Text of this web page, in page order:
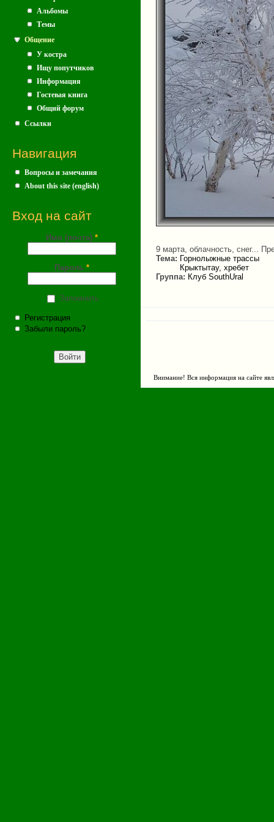
Альбомы
Темы
Общение
У костра
Ищу попутчиков
Информация
Гостевая книга
Общий форум
Ссылки
Навигация
Вопросы и замечания
About this site (english)
Вход на сайт
Имя (почта) *
Пароль *
Запомнить
Регистрация
Забыли пароль?
9 марта, облачность, снег...
Тема: Горнолыжные трассы
Крыктытау, хребет
Группа: Клуб SouthUral
Внимание! Вся информация на сайте